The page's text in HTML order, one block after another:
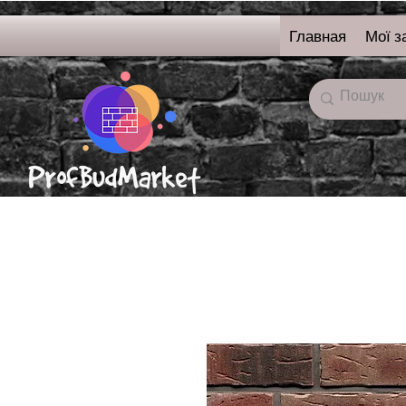
онлайн-магазин
строительных
материалов
Главная Мої